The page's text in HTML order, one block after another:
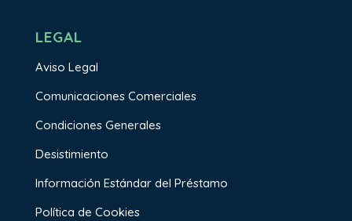
LEGAL
Aviso Legal
Comunicaciones Comerciales
Condiciones Generales
Desistimiento
Información Estándar del Préstamo
Política de Cookies